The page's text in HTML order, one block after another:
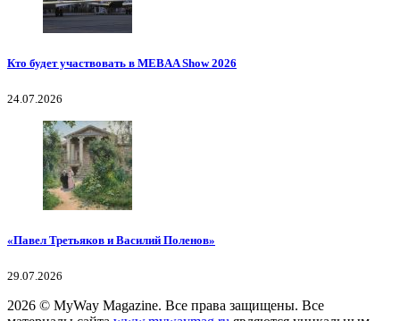
Кто будет участвовать в MEBAA Show 2026
24.07.2026
«Павел Третьяков и Василий Поленов»
29.07.2026
2026 © MyWay Magazine. Все права защищены. Все